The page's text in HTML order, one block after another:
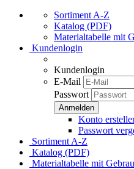
Sortiment A-Z
Katalog (PDF)
Materialtabelle mit
Kundenlogin
Kundenlogin
E-Mail
Passwort
Konto
Passwort
Sortiment A-Z
Katalog (PDF)
Materialtabelle mit